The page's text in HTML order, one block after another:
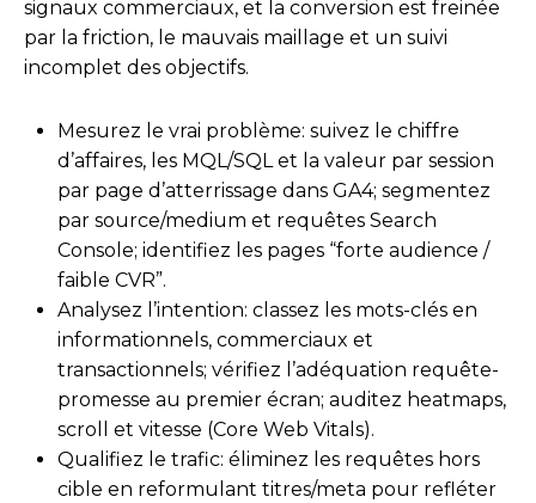
signaux commerciaux, et la conversion est freinée
par la friction, le mauvais maillage et un suivi
incomplet des objectifs.
Mesurez le vrai problème: suivez le chiffre
d’affaires, les MQL/SQL et la valeur par session
par page d’atterrissage dans GA4; segmentez
par source/medium et requêtes Search
Console; identifiez les pages “forte audience /
faible CVR”.
Analysez l’intention: classez les mots-clés en
informationnels, commerciaux et
transactionnels; vérifiez l’adéquation requête-
promesse au premier écran; auditez heatmaps,
scroll et vitesse (Core Web Vitals).
Qualifiez le trafic: éliminez les requêtes hors
cible en reformulant titres/meta pour refléter